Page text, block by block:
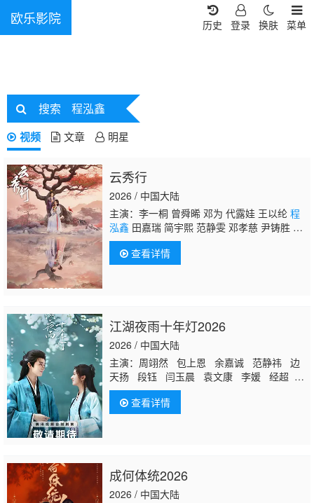
欧乐影院 菜单
换肤
登录
历史
搜索 程泓鑫
视频 文章 明星
云秀行
2026 / 中国大陆
主演：李一桐 曾舜晞 邓为 代露娃 王以纶 程
泓鑫 田嘉瑞 简宇熙 范静雯 邓孝慈 尹铸胜 鲍
大志 黑子 张晞临
查看详情
江湖夜雨十年灯2026
2026 / 中国大陆
主演：周翊然 包上恩 余嘉诚 范静祎 边
天扬 段钰 闫玉晨 袁文康 李媛 经超 卢
杉 车保罗 赵英博 盛一伦 万鹏 李昀锐
刘润铭 单敬尧
查看详情
成何体统2026
2026 / 中国大陆